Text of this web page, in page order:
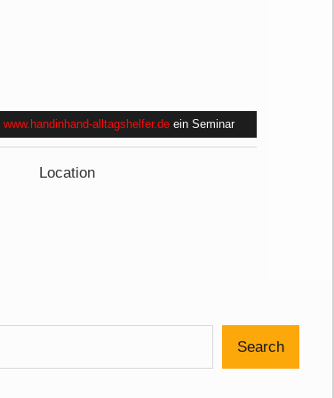
www.handinhand-alltagshelfer.de ein Seminar
Location
Search